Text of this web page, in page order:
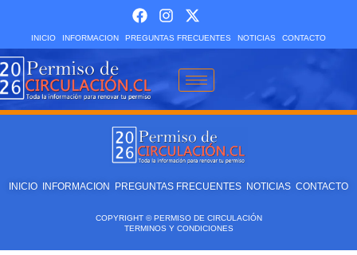
INICIO INFORMACION PREGUNTAS FRECUENTES NOTICIAS CONTACTO
INICIO INFORMACION PREGUNTAS FRECUENTES NOTICIAS CONTACTO
COPYRIGHT © PERMISO DE CIRCULACIÓN
TERMINOS Y CONDICIONES